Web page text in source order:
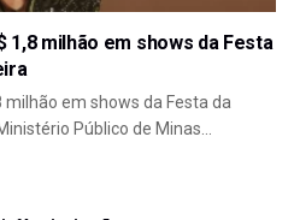
1,8 milhão em shows da Festa
milhão em shows da Festa da
Público de Minas...